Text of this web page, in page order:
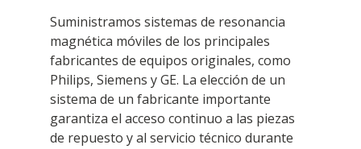
Suministramos sistemas de resonancia
magnética móviles de los principales
fabricantes de equipos originales, como
Philips, Siemens y GE. La elección de un
sistema de un fabricante importante
garantiza el acceso continuo a las piezas
de repuesto y al servicio técnico durante